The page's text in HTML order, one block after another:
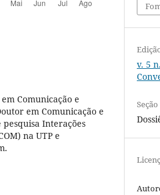
Comunicação e
em Comunicação e
pesquisa Interações
na UTP e
v. 5
Seção